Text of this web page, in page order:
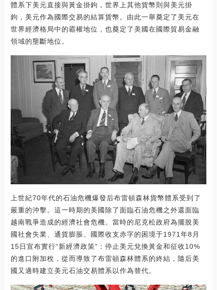
體系下美元直接與黃金掛鉤，世界上其他貨幣則與美元掛
鉤，美元作為國際交易的結算貨幣。由此一舉奠定了美元在
世界經濟格局中的霸權地位，也奠定了美國在國際貿易金融
領域的壟斷地位。
上世紀70年代的石油危機爆發后布雷頓森林貨幣體系受到了
嚴重的沖擊。這一時期的美國除了面臨石油危機之外還面臨
越南戰爭造成的經濟社會危機。當時的尼克松政府為擺脫美
國社會失業、通貨膨脹、國際收支赤字的困境于1971年8月
15日宣布實行“新經濟政策”：停止美元兌換黃金和征收10%
的進口附加稅，從而導致了布雷頓森林體系的終結，隨后美
國又適時建立美元石油交易體系以作為替代。